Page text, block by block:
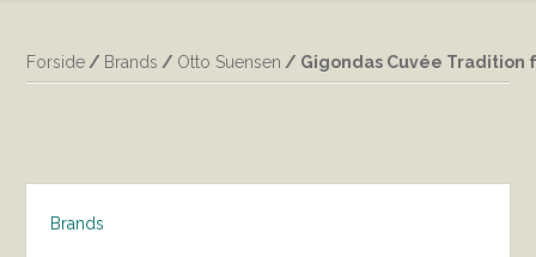
Forside / Brands / Otto Suensen / Gigondas Cuvée
Brands